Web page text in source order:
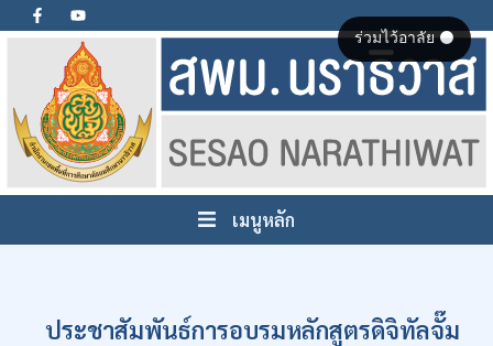
เมนูหลัก
ประชาสัมพันธ์การอบรมหลักสูตรดิจิทัลจั๊ม
ร่วมไว้อาลัย ⚫